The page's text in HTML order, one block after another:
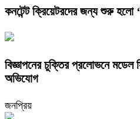
কনটেন্ট ক্রিয়েটরদের জন্য শুরু হলো
বিজ্ঞাপনের চুক্তির প্রলোভনে মডেল
অভিযোগ
জনপ্রিয়